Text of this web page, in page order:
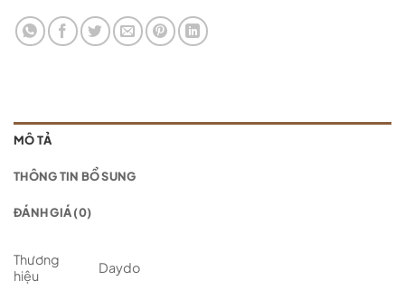
MÔ TẢ
THÔNG TIN BỔ SUNG
ĐÁNH GIÁ (0)
Thương
hiệu
Daydo